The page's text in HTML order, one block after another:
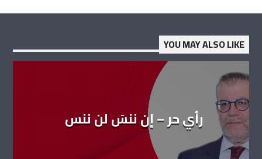
YOU MAY ALSO LIKE
رأي حر – إن ننسَ لن ننس